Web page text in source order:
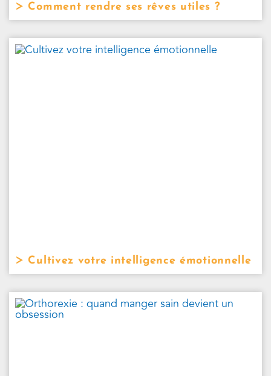
Comment rendre ses rêves utiles ?
Cultivez votre intelligence émotionnelle